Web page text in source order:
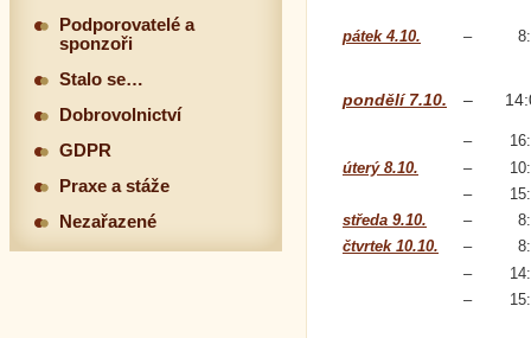
pátek 4.10. –
pondělí 7.10. –
–
úterý 8.10.
–
–
středa 9.10.
–
čtvrtek 10.10.
–
–
–
Podporovatelé a
sponzoři
Stalo se…
Dobrovolnictví
GDPR
Praxe a stáže
Nezařazené